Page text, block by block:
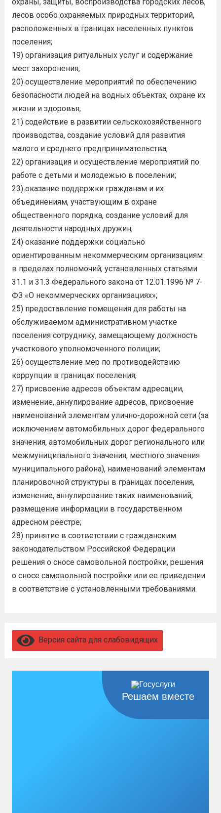
лесов особо охраняемых природных территорий,
расположенных в границах населенных пунктов
поселения;
19) организация ритуальных услуг и содержание
мест захоронения;
20) осуществление мероприятий по обеспечению
безопасности людей на водных объектах, охране их
жизни и здоровья;
21) содействие в развитии сельскохозяйственного
производства, создание условий для развития
малого и среднего предпринимательства;
22) организация и осуществление мероприятий по
работе с детьми и молодежью в поселении;
23) оказание поддержки гражданам и их
объединениям, участвующим в охране
общественного порядка, создание условий для
деятельности народных дружин;
24) оказание поддержки социально
ориентированным некоммерческим организациям
в пределах полномочий, установленных статьями
31.1 и 31.3 Федерального закона от 12.01.1996 № 7-
ФЗ «О некоммерческих организациях»;
25) предоставление помещения для работы на
обслуживаемом административном участке
поселения сотруднику, замещающему должность
участкового уполномоченного полиции;
26) осуществление мер по противодействию
коррупции в границах поселения;
27) присвоение адресов объектам адресации,
изменение, аннулирование адресов, присвоение
наименований элементам улично-дорожной сети (за
исключением автомобильных дорог федерального
значения, автомобильных дорог регионального или
межмуниципального значения, местного значения
муниципального района), наименований элементам
планировочной структуры в границах поселения,
изменение, аннулирование таких наименований,
размещение информации в государственном
адресном реестре;
28) принятие в соответствии с гражданским
законодательством Российской Федерации
решения о сносе самовольной постройки, решения
о сносе самовольной постройки или ее приведении
в соответствие с установленными требованиями.
Версия сайта для слабовидящих
Решаем вместе